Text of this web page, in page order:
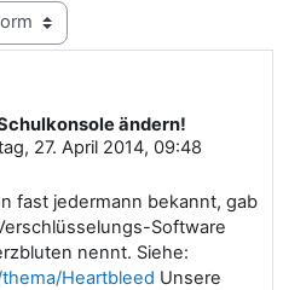
ändern!
27. April 2014, 09:48
fast jedermann bekannt, gab
Software
nennt. Siehe:
Heartbleed Unsere